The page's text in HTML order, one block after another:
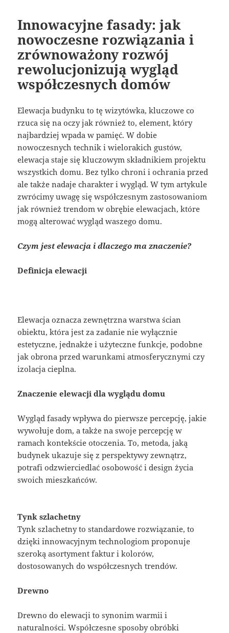
Innowacyjne fasady: jak
nowoczesne rozwiązania i
zrównoważony rozwój
rewolucjonizują wygląd
współczesnych domów
Elewacja budynku to tę wizytówka, kluczowe co
rzuca się na oczy jak również to, element, który
najbardziej wpada w pamięć. W dobie
nowoczesnych technik i wielorakich gustów,
elewacja staje się kluczowym składnikiem projektu
wszystkich domu. Bez tylko chroni i ochrania przed
ale także nadaje charakter i wygląd. W tym artykule
zwrócimy uwagę się współczesnym zastosowaniom
jak również trendom w obrębie elewacjach, które
mogą alterować wygląd waszego domu.
Czym jest elewacja i dlaczego ma znaczenie?
Definicja elewacji
Elewacja oznacza zewnętrzna warstwa ścian
obiektu, która jest za zadanie nie wyłącznie
estetyczne, jednakże i użyteczne funkcje, podobne
jak obrona przed warunkami atmosferycznymi czy
izolacja cieplna.
Znaczenie elewacji dla wyglądu domu
Wygląd fasady wpływa do pierwsze percepcję, jakie
wywołuje dom, a także na swoje percepcję w
ramach kontekście otoczenia. To, metoda, jaką
budynek ukazuje się z perspektywy zewnątrz,
potrafi odzwierciedlać osobowość i design życia
swoich mieszkańców.
Tynk szlachetny
Tynk szlachetny to standardowe rozwiązanie, to
dzięki innowacyjnym technologiom proponuje
szeroką asortyment faktur i kolorów,
dostosowanych do współczesnych trendów.
Drewno
Drewno do elewacji to synonim warmii i
naturalności. Współczesne sposoby obróbki